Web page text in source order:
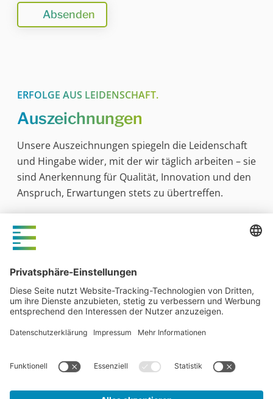
Absenden
ERFOLGE AUS LEIDENSCHAFT.
Auszeichnungen
Unsere Auszeichnungen spiegeln die Leidenschaft
und Hingabe wider, mit der wir täglich arbeiten – sie
sind Anerkennung für Qualität, Innovation und den
Anspruch, Erwartungen stets zu übertreffen.